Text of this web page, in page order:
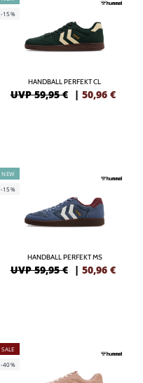
-15%
HANDBALL PERFEKT CL
UVP 59,95 € | 50,96 €
NEW
-15%
HANDBALL PERFEKT MS
UVP 59,95 € | 50,96 €
SALE
-40%